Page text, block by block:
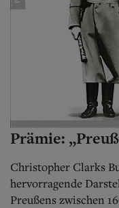
Prämie:
Christopher Clarks
hervorragende
Preußens zwischen